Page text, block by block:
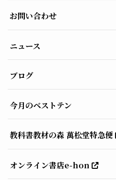
お問い合わせ
ニュース
ブログ
今月のベストテン
教科書教材の森 萬松堂特急便
オンライン書店e-hon